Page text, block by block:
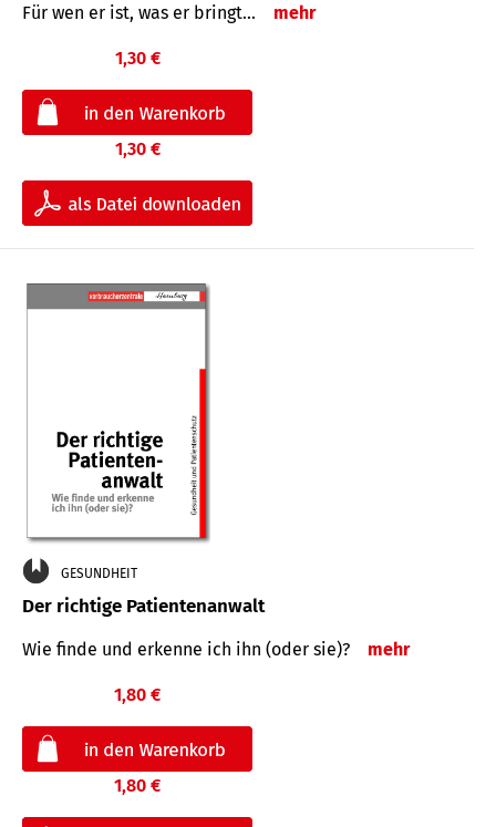
Für wen er ist, was er bringt… mehr
1,30 €
1,30 €
GESUNDHEIT
Der richtige Patientenanwalt
Wie finde und erkenne ich ihn (oder sie)? mehr
1,80 €
1,80 €